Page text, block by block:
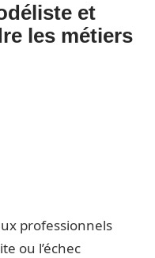
et
les métiers
professionnels
ou l’échec